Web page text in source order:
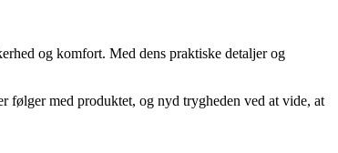
og komfort. Med dens praktiske detaljer og
følger med produktet, og nyd trygheden ved at vide, at